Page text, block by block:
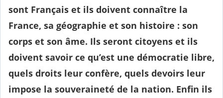
sont Français et ils doivent connaître la
France, sa géographie et son histoire : son
corps et son âme. Ils seront citoyens et ils
doivent savoir ce qu’est une démocratie libre,
quels droits leur confère, quels devoirs leur
impose la souveraineté de la nation. Enfin ils